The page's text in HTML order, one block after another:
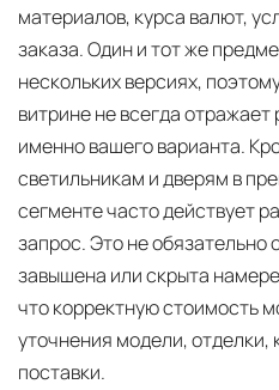
материалов, курса валют,
заказа. Один и тот же
нескольких версиях,
витрине не всегда
именно вашего варианта.
светильникам и дверям в
сегменте часто действует
запрос. Это не обязательно
завышена или скрыта
что корректную стоимость
уточнения модели, отделки,
поставки.